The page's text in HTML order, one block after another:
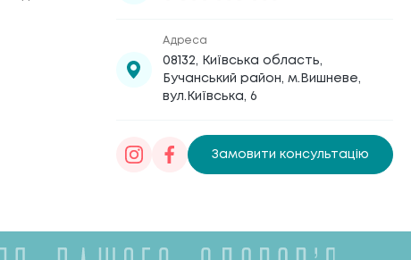
Адреса
08132, Київська область,
Бучанський район, м.Вишневе,
вул.Київська, 6
Замовити консультацію